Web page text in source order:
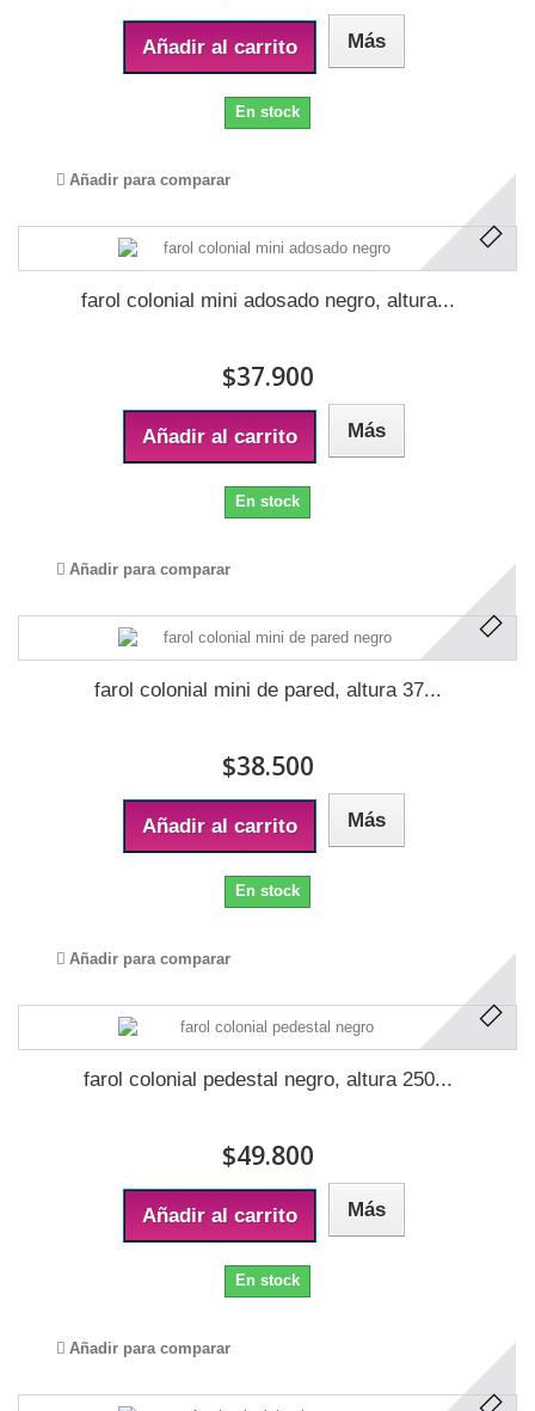
Añadir al carrito Más
En stock
Añadir para comparar
farol colonial mini adosado negro, altura...
$37.900
Añadir al carrito Más
En stock
Añadir para comparar
farol colonial mini de pared, altura 37...
$38.500
Añadir al carrito Más
En stock
Añadir para comparar
farol colonial pedestal negro, altura 250...
$49.800
Añadir al carrito Más
En stock
Añadir para comparar